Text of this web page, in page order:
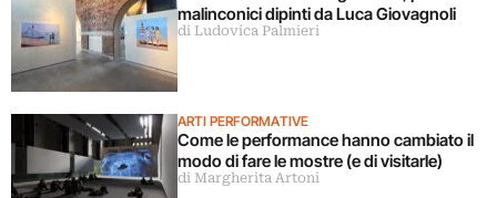
malinconici dipinti da Luca Giovagnoli
di Ludovica Palmieri
ARTI PERFORMATIVE
Come le performance hanno cambiato il
modo di fare le mostre (e di visitarle)
di Margherita Artoni